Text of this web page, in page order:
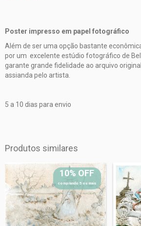
Poster impresso em papel fotográfico
Além de ser uma opção bastante
por um excelente estúdio fotográfico de
garante grande fidelidade ao arquivo
assianda pelo artista.
5 a 10 dias para envio
Produtos similares
10% OFF
comprando 5 ou mais